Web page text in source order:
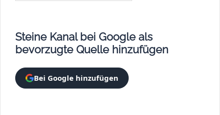
Steine Kanal bei Google als
bevorzugte Quelle hinzufügen
Bei Google hinzufügen